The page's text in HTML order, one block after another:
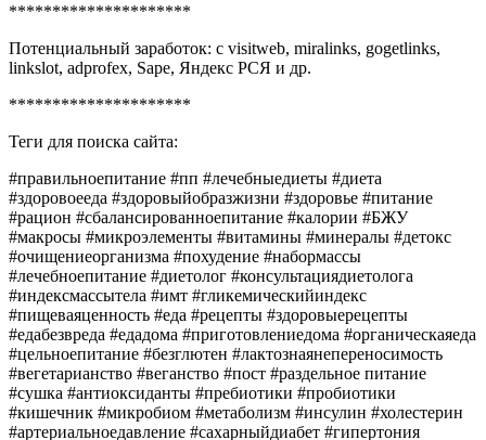
*********************
Потенциальный заработок: с visitweb, miralinks, gogetlinks,
linkslot, adprofex, Sape, Яндекс РСЯ и др.
*********************
Теги для поиска сайта:
#правильноепитание #пп #лечебныедиеты #диета
#здоровоееда #здоровыйобразжизни #здоровье #питание
#рацион #сбалансированноепитание #калории #БЖУ
#макросы #микроэлементы #витамины #минералы #детокс
#очищениеорганизма #похудение #набормассы
#лечебноепитание #диетолог #консультациядиетолога
#индексмассытела #имт #гликемическийиндекс
#пищеваяценность #еда #рецепты #здоровыерецепты
#едабезвреда #едадома #приготовлениедома #органическаяеда
#цельноепитание #безглютен #лактознаянепереносимость
#вегетарианство #веганство #пост #раздельное питание
#сушка #антиоксиданты #пребиотики #пробиотики
#кишечник #микробиом #метаболизм #инсулин #холестерин
#артериальноедавление #сахарныйдиабет #гипертония